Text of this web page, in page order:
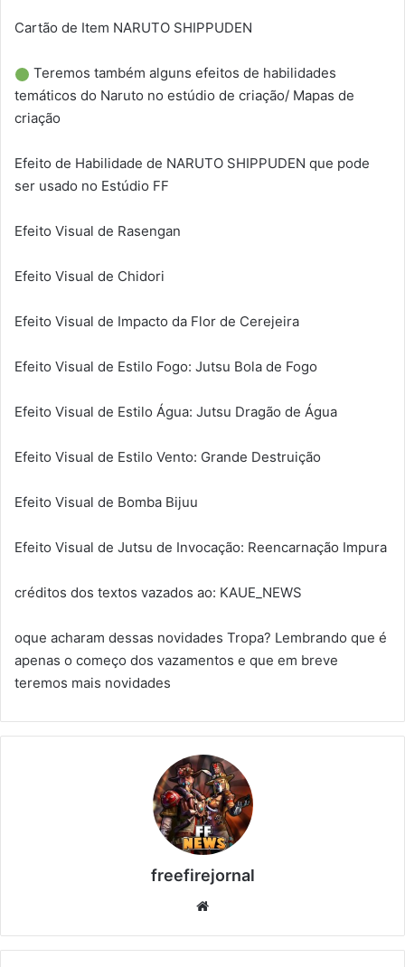
Cartão de Item NARUTO SHIPPUDEN
Teremos também alguns efeitos de habilidades
temáticos do Naruto no estúdio de criação/ Mapas de
criação
Efeito de Habilidade de NARUTO SHIPPUDEN que pode
ser usado no Estúdio FF
Efeito Visual de Rasengan
Efeito Visual de Chidori
Efeito Visual de Impacto da Flor de Cerejeira
Efeito Visual de Estilo Fogo: Jutsu Bola de Fogo
Efeito Visual de Estilo Água: Jutsu Dragão de Água
Efeito Visual de Estilo Vento: Grande Destruição
Efeito Visual de Bomba Bijuu
Efeito Visual de Jutsu de Invocação: Reencarnação Impura
créditos dos textos vazados ao: KAUE_NEWS
oque acharam dessas novidades Tropa? Lembrando que é
apenas o começo dos vazamentos e que em breve
teremos mais novidades
freefirejornal